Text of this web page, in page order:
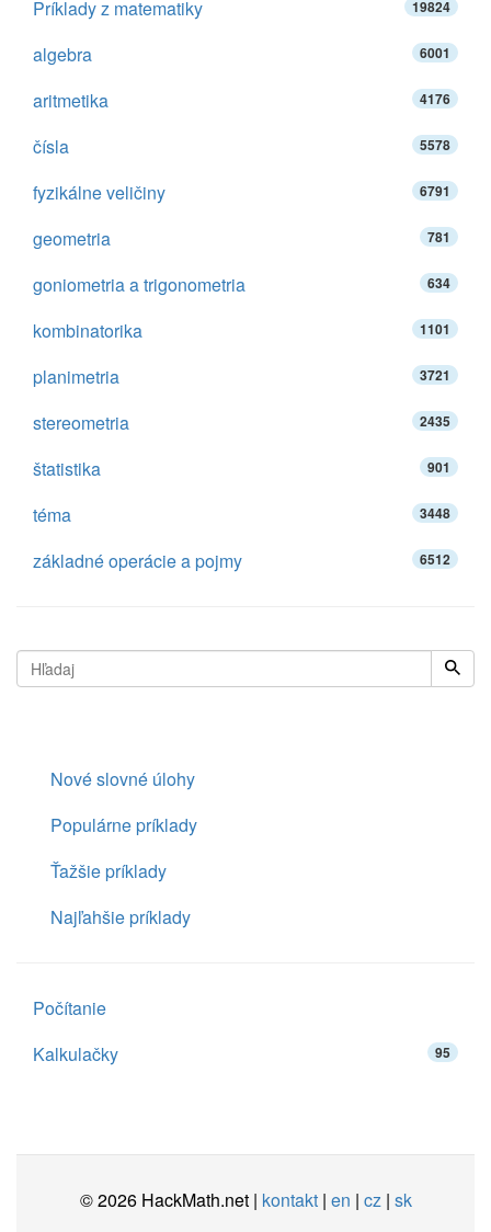
Príklady z matematiky 19824
algebra 6001
aritmetika 4176
čísla 5578
fyzikálne veličiny 6791
geometria 781
goniometria a trigonometria 634
kombinatorika 1101
planimetria 3721
stereometria 2435
štatistika 901
téma 3448
základné operácie a pojmy 6512
Nové slovné úlohy
Populárne príklady
Ťažšie príklady
Najľahšie príklady
Počítanie
Kalkulačky
95
© 2026 HackMath.net | kontakt| en | cz| sk